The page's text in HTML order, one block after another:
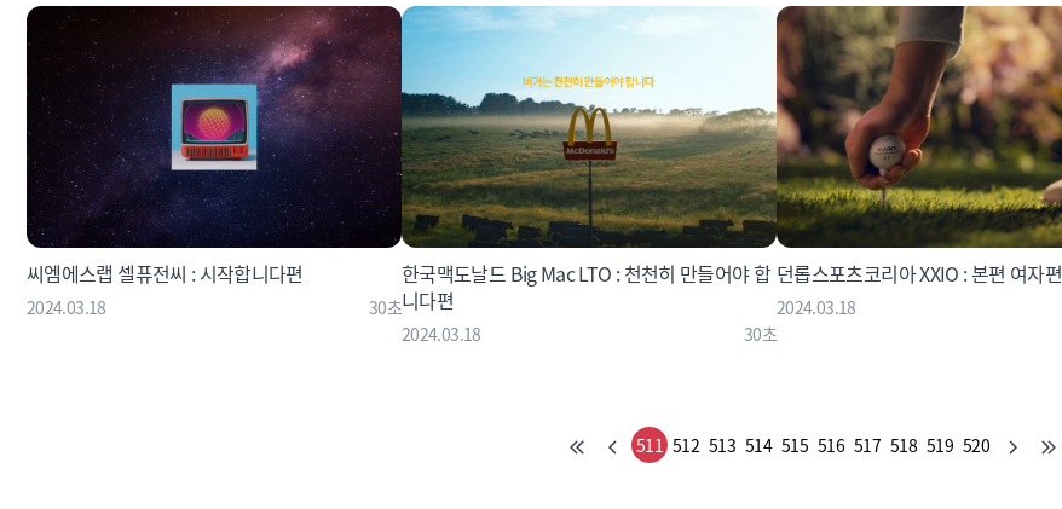
씨엠에스랩 셀퓨전씨 : 시작합니다편
2024.03.18 30초
한국맥도날드 Big Mac LTO : 천천히 만들어야 합
니다편
2024.03.18 30초
던롭스포츠코리아 XXIO : 본편 여자편
2024.03.18
511 512 513 514 515 516 517 518 519 520